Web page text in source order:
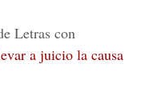
Letras con
a juicio la causa